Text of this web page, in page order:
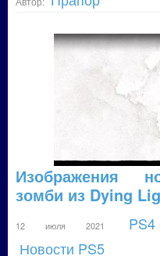
Изображения
зомби из Dying
12 июля 2021 PS4
Новости PS5